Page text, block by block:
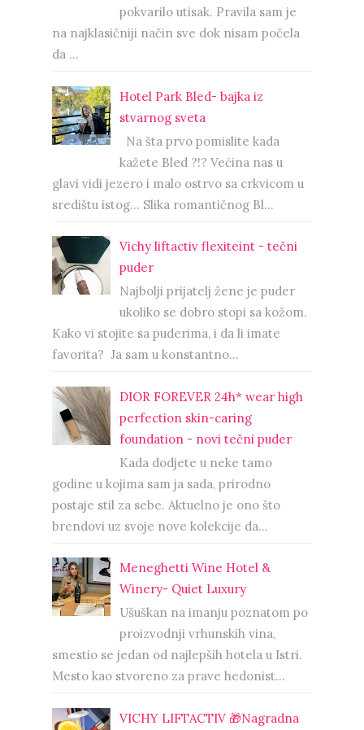
pokvarilo utisak. Pravila sam je
na najklasičniji način sve dok nisam počela
da ...
Hotel Park Bled- bajka iz
stvarnog sveta
Na šta prvo pomislite kada
kažete Bled ?!? Većina nas u
glavi vidi jezero i malo ostrvo sa crkvicom u
središtu istog… Slika romantičnog Bl...
Vichy liftactiv flexiteint - tečni
puder
Najbolji prijatelj žene je puder
ukoliko se dobro stopi sa kožom.
Kako vi stojite sa puderima, i da li imate
favorita? Ja sam u konstantno...
DIOR FOREVER 24h* wear high
perfection skin-caring
foundation - novi tečni puder
Kada dodjete u neke tamo
godine u kojima sam ja sada, prirodno
postaje stil za sebe. Aktuelno je ono što
brendovi uz svoje nove kolekcije da...
Meneghetti Wine Hotel &
Winery- Quiet Luxury
Ušuškan na imanju poznatom po
proizvodnji vrhunskih vina,
smestio se jedan od najlepših hotela u Istri.
Mesto kao stvoreno za prave hedonist...
VICHY LIFTACTIV 🎁Nagradna